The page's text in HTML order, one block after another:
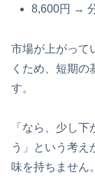
8,600円 →
市場が上がって
くため、短期
す。
「なら、少し
う」という考え
味を持ちません。